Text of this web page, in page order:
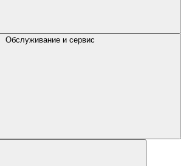
Обслуживание и сервис